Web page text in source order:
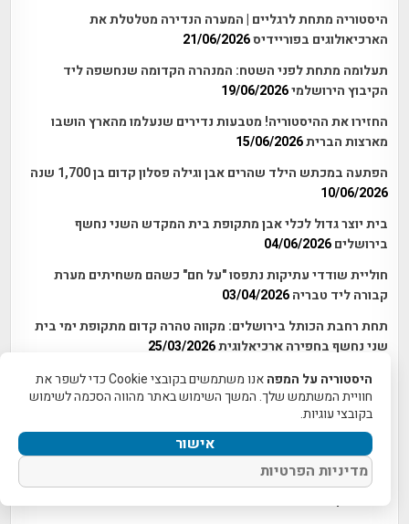
היסטוריה מתחת לרגליים | המערה הנדירה מטלטלת את
הארכיאולוגים בפוריידיס21/06/2026
תעלומה מתחת לפני השטח: המנהרה הקדומה שנחשפה ליד
הקיבוץ הירושלמי19/06/2026
החזירו את ההיסטוריה! מטבעות נדירים שנעלמו מהארץ הושבו
מארצות הברית15/06/2026
הפתעה במכתש הילד שהרים אבן וגילה פסלון קדום בן 1,700 שנה
10/06/2026
בית יוצר גדול לכלי אבן מתקופת בית המקדש השני נחשף
בירושלים 04/06/2026
חוליית שודדי עתיקות נתפסו "על חם" כשהם משחיתים מערת
קבורה ליד טבריה 03/04/2026
תחת רחבת הכותל בירושלים: מקווה טהרה קדום מתקופת ימי בית
שני נחשף בחפירה ארכיאלוגית25/03/2026
זה לא קורה כל יום: תליון מנורה נדיר נחשף בחפירות למרגלות הר
הבית, צפונית לעיר דוד 23/03/2026
שרידים חדשים של קטע מחומת ירושלים מתקופת החשמונאים
נחשפו לאחרונה
נתפסו על חם: שודדי עתיקות חפרו והחריבו מערת קבורה קדומה
היסטוריה על המפה
אנו משתמשים בקובצי Cookie כדי לשפר את
חוויית המשתמש שלך. המשך השימוש באתר מהווה הסכמה לשימוש
בקובצי עוגיות.
אישור
מדיניות הפרטיות